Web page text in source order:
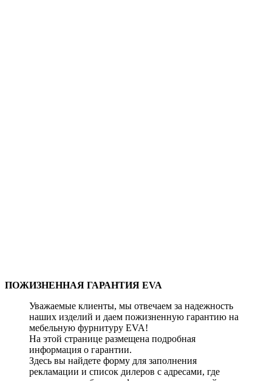
ПОЖИЗНЕННАЯ ГАРАНТИЯ EVA
Уважаемые клиенты, мы отвечаем за надежность
наших изделий и даем пожизненную гарантию на
мебельную фурнитуру EVA!
На этой странице размещена подробная
информация о гарантии.
Здесь вы найдете форму для заполнения
рекламации и список дилеров с адресами, где